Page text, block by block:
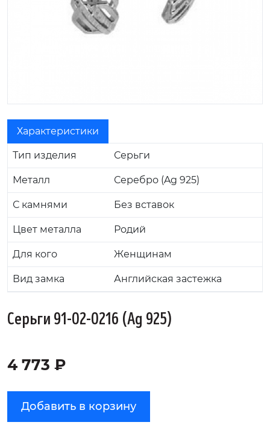
Характеристики
Тип изделия Серьги
Металл Серебро (Ag 925)
С камнями Без вставок
Цвет металла Родий
Для кого Женщинам
Вид замка Английская застежка
Серьги 91-02-0216 (Ag 925)
4 773 ₽
Добавить в корзину